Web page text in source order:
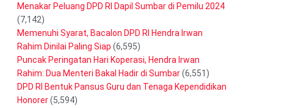
Menakar Peluang DPD RI Dapil Sumbar di Pemilu 2024
(7,142)
Memenuhi Syarat, Bacalon DPD RI Hendra Irwan
Rahim Dinilai Paling Siap (6,595)
Puncak Peringatan Hari Koperasi, Hendra Irwan
Rahim: Dua Menteri Bakal Hadir di Sumbar(6,551)
DPD RI Bentuk Pansus Guru dan Tenaga Kependidikan
Honorer(5,594)